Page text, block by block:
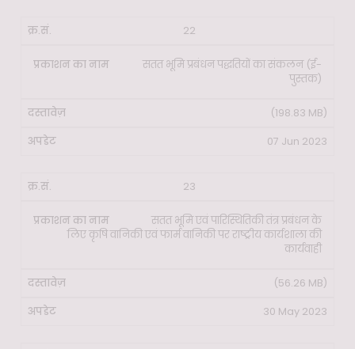
22
सतत भूमि प्रबंधन पद्धतियों का संकलन (ई-
पुस्तक)
(198.83 MB)
07 Jun 2023
23
सतत भूमि एवं पारिस्थितिकी तंत्र प्रबंधन के
लिए कृषि वानिकी एवं फार्म वानिकी पर राष्ट्रीय कार्यशाला की
कार्यवाही
(56.26 MB)
30 May 2023